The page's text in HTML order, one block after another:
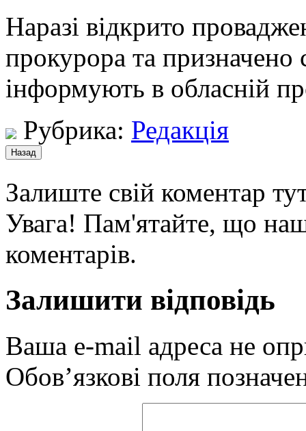
Наразі відкрито
прокурора та призначено
інформують в обласній
Рубрика: Редакція
Залиште свій коментар
Увага! Пам'ятайте, що
коментарів.
Залишити відповідь
Ваша e-mail адреса не
Обов’язкові поля